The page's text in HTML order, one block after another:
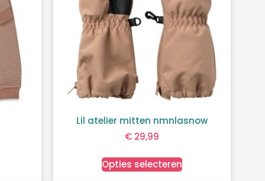
Lil atelier mitten nmnlasnow
€ 29,99
Opties selecteren